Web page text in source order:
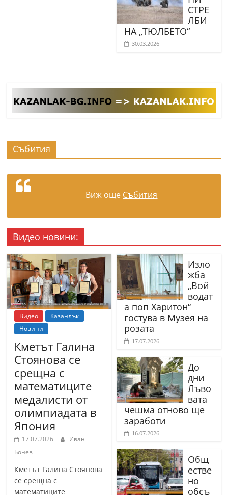
СТРЕ
ЛБИ
НА „ТЮЛБЕТО“
30.03.2026
Събития
Виж още Събития
Видео новини:
Видео
Казанлък
Новини
Кметът Галина
Стоянова се
срещна с
математиците
медалисти от
олимпиадата в
Япония
17.07.2026
Иван
Бонев
Кметът Галина Стоянова
се срещна с
математиците
Изло
жба
„Вой
водат
а поп Харитон“
гостува в Музея на
розата
17.07.2026
До
дни
Лъво
вата
чешма отново ще
заработи
16.07.2026
Общ
естве
но
обсъ